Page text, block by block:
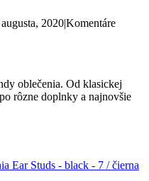
2020|Komentáre
oblečenia. Od klasickej
rôzne doplnky a najnovšie
Ear Studs - black - 7 / čierna